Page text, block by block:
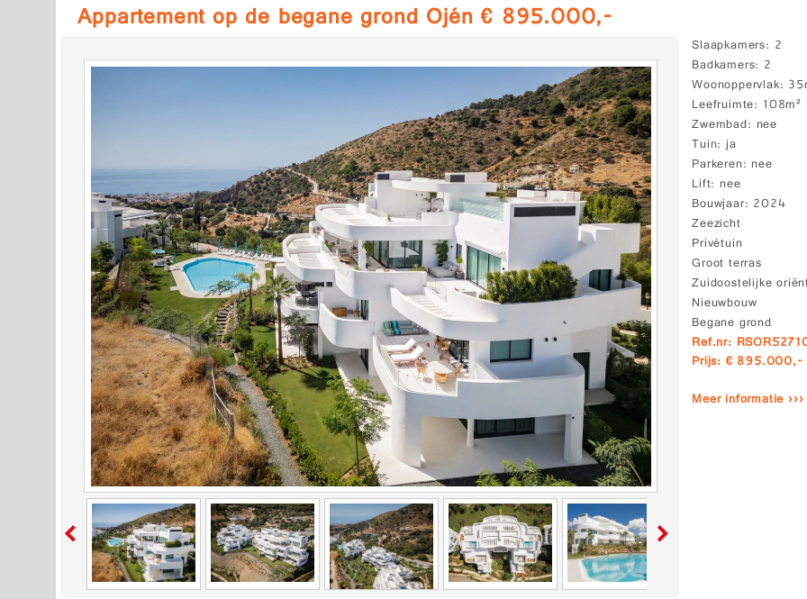
Appartement op de begane grond Ojén € 895.000,-
Slaapkamers 2
Badkamers 2
Woonoppervlak
Leefruimte 108m²
Zwembad nee
Tuin ja
Parkeren nee
Lift nee
Bouwjaar 2024
Zeezicht
Privétuin
Groot terras
Zuidoostelijke
Nieuwbouw
Begane grond
Ref.nr:
Prijs: € 895.000,-
Meer informatie ›››